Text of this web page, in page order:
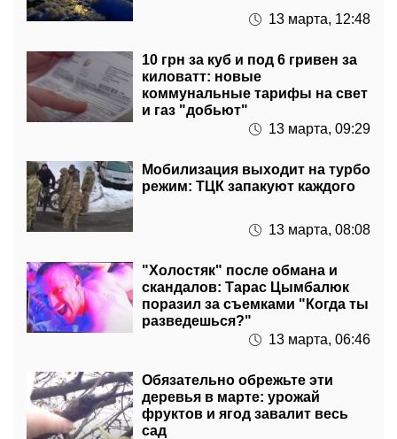
13 марта, 12:48
10 грн за куб и под 6 гривен за
киловатт: новые
коммунальные тарифы на свет
и газ "добьют"
13 марта, 09:29
Мобилизация выходит на турбо
режим: ТЦК запакуют каждого
13 марта, 08:08
"Холостяк" после обмана и
скандалов: Тарас Цымбалюк
поразил за съемками "Когда ты
разведешься?"
13 марта, 06:46
Обязательно обрежьте эти
деревья в марте: урожай
фруктов и ягод завалит весь
сад